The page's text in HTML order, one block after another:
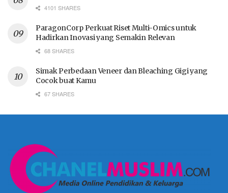
4101 SHARES
ParagonCorp Perkuat Riset Multi-Omics untuk
Hadirkan Inovasi yang Semakin Relevan
68 SHARES
Simak Perbedaan Veneer dan Bleaching Gigi yang
Cocok buat Kamu
67 SHARES